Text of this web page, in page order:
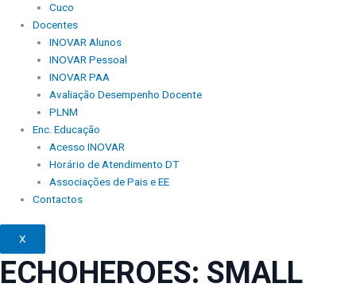
Cuco
Docentes
INOVAR Alunos
INOVAR Pessoal
INOVAR PAA
Avaliação Desempenho Docente
PLNM
Enc. Educação
Acesso INOVAR
Horário de Atendimento DT
Associações de Pais e EE
Contactos
X
ECHOHEROES: SMALL